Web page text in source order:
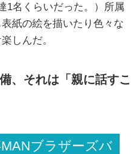
1名くらいだった。）所属
紙の絵を描いたり色々な
しんだ。
、それは「親に話すこ
ブラザーズバ